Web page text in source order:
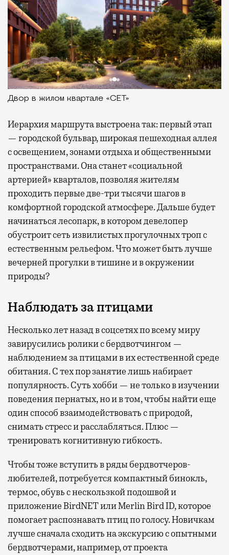
Двор в жилом квартале «СЕТ»
Иерархия маршрута выстроена так: первый этап
— городской бульвар, широкая пешеходная аллея
с освещением, зонами отдыха и общественными
пространствами. Она станет «социальной
артерией» кварталов, позволяя жителям
проходить первые две-три тысячи шагов в
комфортной городской атмосфере. Дальше будет
начинаться лесопарк, в котором девелопер
обустроит сеть извилистых прогулочных троп с
естественным рельефом. Что может быть лучше
вечерней прогулки в тишине и в окружении
природы?
Наблюдать за птицами
Несколько лет назад в соцсетях по всему миру
завирусились ролики с бердвотчингом —
наблюдением за птицами в их естественной среде
обитания. С тех пор занятие лишь набирает
популярность. Суть хобби — не только в изучении
поведения пернатых, но и в том, чтобы найти еще
один способ взаимодействовать с природой,
снимать стресс и расслабляться. Плюс —
тренировать когнитивную гибкость.
Чтобы тоже вступить в ряды бердвотчеров-
любителей, потребуется компактный бинокль,
термос, обувь с нескользкой подошвой и
приложение BirdNET или Merlin Bird ID, которое
помогает распознавать птиц по голосу. Новичкам
лучше сначала сходить на экскурсию с опытными
бердвотчерами, например, от проекта